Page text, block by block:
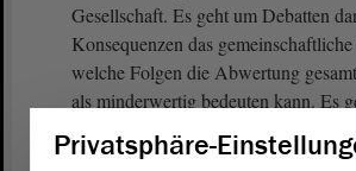
Gesellschaft. Es geht um Debatten
Konsequenzen das
welche Folgen die Abwertung
als minderwertig bedeuten kann. Es
Stellenwert in unsere Gedenkkultur zu
Privatsphäre-